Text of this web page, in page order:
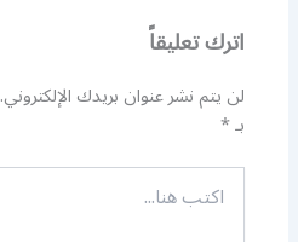
اترك تعليقاً
لن يتم نشر عنوان بريدك الإلكتروني.
بـ*
اكتب
هنا...